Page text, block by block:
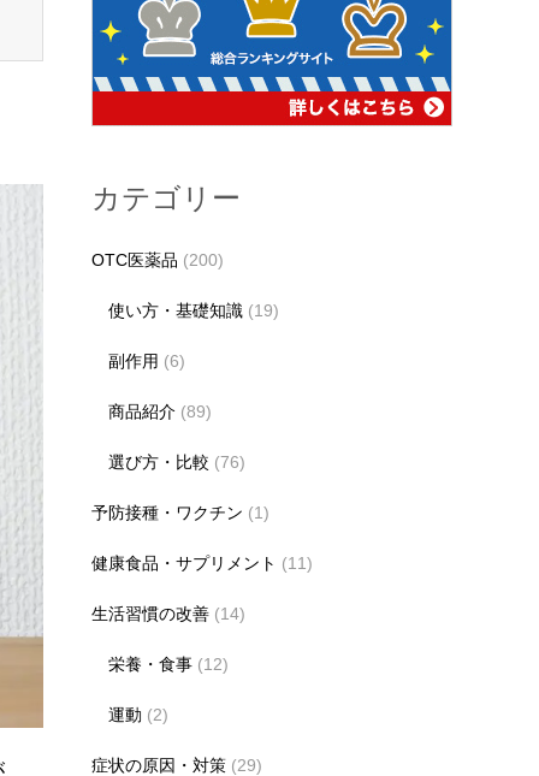
カテゴリー
OTC医薬品 (200)
使い方・基礎知識 (19)
副作用 (6)
商品紹介 (89)
選び方・比較 (76)
予防接種・ワクチン (1)
健康食品・サプリメント (11)
生活習慣の改善 (14)
栄養・食事 (12)
運動 (2)
症状の原因・対策 (29)